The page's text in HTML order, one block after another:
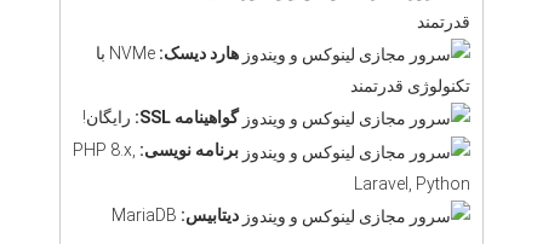
قدرتمند
هارد دیسک:
NVMe با
تکنولوژی قدرتمند
گواهینامه SSL:
رایگان!
برنامه نویسی: PHP 8.x,
Laravel, Python
دیتابیس: MariaDB